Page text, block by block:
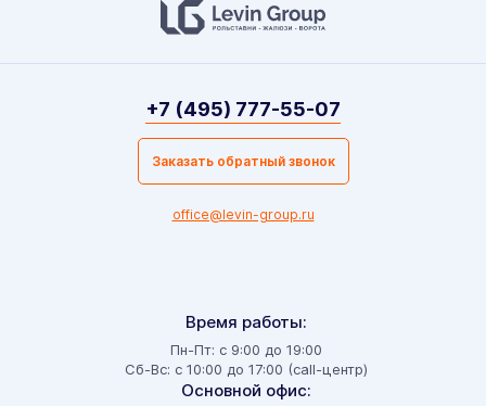
Время работы:
Пн-Пт: с 9:00 до 19:00
Сб-Вс: с 10:00 до 17:00 (call-центр)
Основной офис:
+7 (495) 777-55-07
Заказать обратный звонок
office@levin-group.ru